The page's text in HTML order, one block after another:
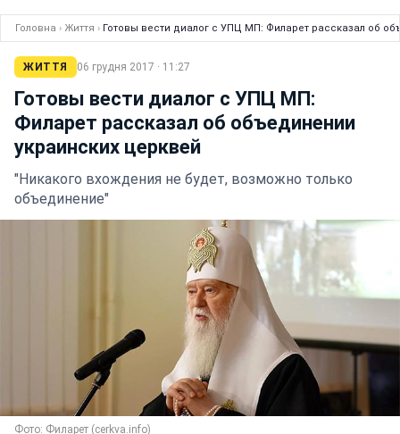
Головна › Життя › Готовы вести диалог с УПЦ МП: Филарет рассказал об
ЖИТТЯ 06 грудня 2017 · 11:27
Готовы вести диалог с УПЦ МП:
Филарет рассказал об объединении
украинских церквей
"Никакого вхождения не будет, возможно только
объединение"
Фото: Филарет (cerkva.info)